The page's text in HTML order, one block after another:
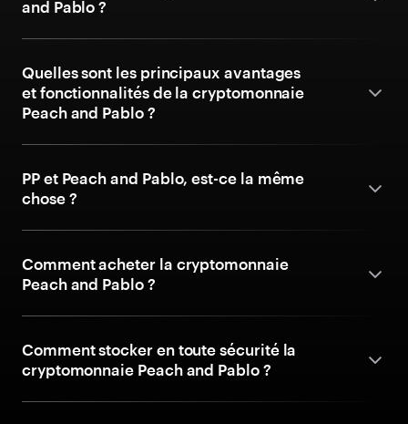
and Pablo ?
Quelles sont les principaux avantages
et fonctionnalités de la cryptomonnaie
Peach and Pablo ?
PP et Peach and Pablo, est-ce la même
chose ?
Comment acheter la cryptomonnaie
Peach and Pablo ?
Comment stocker en toute sécurité la
cryptomonnaie Peach and Pablo ?